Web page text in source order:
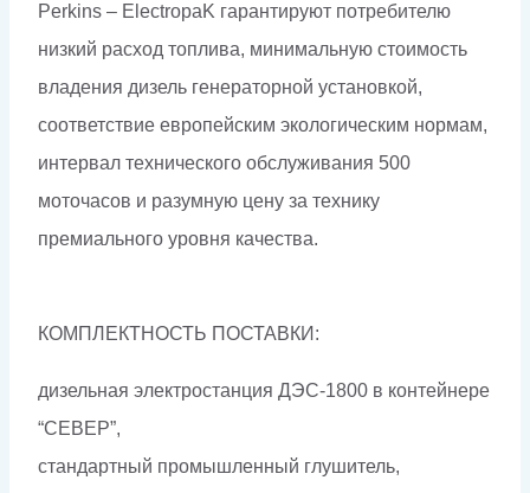
Perkins – ElectropaK гарантируют потребителю
низкий расход топлива, минимальную стоимость
владения дизель генераторной установкой,
соответствие европейским экологическим нормам,
интервал технического обслуживания 500
моточасов и разумную цену за технику
премиального уровня качества.
КОМПЛЕКТНОСТЬ ПОСТАВКИ:
дизельная электростанция ДЭС-1800 в контейнере
“СЕВЕР”,
стандартный промышленный глушитель,